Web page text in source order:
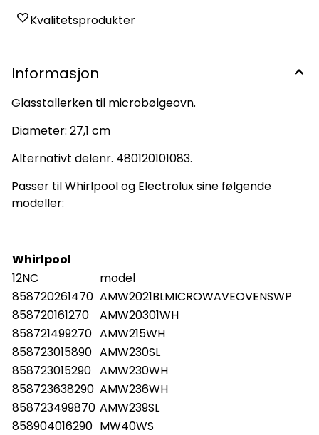
Kvalitetsprodukter
Informasjon
Glasstallerken til microbølgeovn.
Diameter: 27,1 cm
Alternativt delenr. 480120101083.
Passer til Whirlpool og Electrolux sine følgende
modeller:
Whirlpool
12NC
model
858720261470 AMW2021BLMICROWAVEOVENSWP
858720161270
AMW20301WH
858721499270 AMW215WH
858723015890 AMW230SL
858723015290 AMW230WH
858723638290 AMW236WH
858723499870 AMW239SL
858904016290 MW40WS